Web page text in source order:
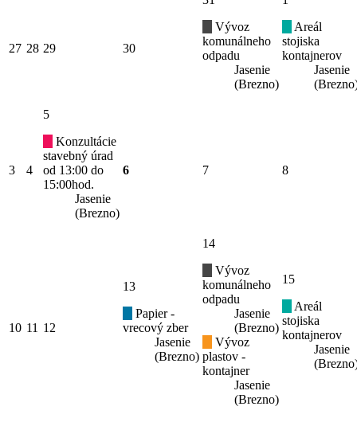
27 28 29 30
Vývoz
komunálneho
odpadu
Jasenie
(Brezno)
Areál
stojiska
kontajnerov
Jasenie
3 4
5
Konzultácie
stavebný úrad
od 13:00 do
15:00hod.
Jasenie
(Brezno)
6 7 8
10 11 12
13
Papier -
vrecový zber
Jasenie
(Brezno)
14
Vývoz
komunálneho
odpadu
Jasenie
(Brezno)
Vývoz
plastov -
kontajner
Jasenie
(Brezno)
15
Areál
stojiska
kontajnerov
Jasenie